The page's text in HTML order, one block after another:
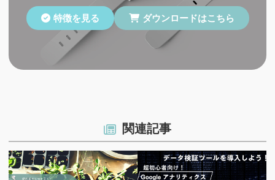
特徴を見る ダウンロードはこちら
関連記事